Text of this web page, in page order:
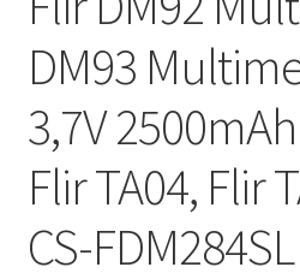
DM93
3,7V
Flir TA04, Flir
CS-FDM284SL